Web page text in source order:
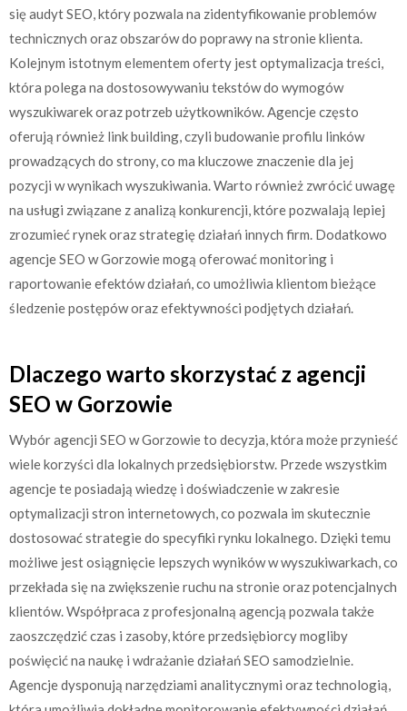
się audyt SEO, który pozwala na zidentyfikowanie problemów
technicznych oraz obszarów do poprawy na stronie klienta.
Kolejnym istotnym elementem oferty jest optymalizacja treści,
która polega na dostosowywaniu tekstów do wymogów
wyszukiwarek oraz potrzeb użytkowników. Agencje często
oferują również link building, czyli budowanie profilu linków
prowadzących do strony, co ma kluczowe znaczenie dla jej
pozycji w wynikach wyszukiwania. Warto również zwrócić uwagę
na usługi związane z analizą konkurencji, które pozwalają lepiej
zrozumieć rynek oraz strategię działań innych firm. Dodatkowo
agencje SEO w Gorzowie mogą oferować monitoring i
raportowanie efektów działań, co umożliwia klientom bieżące
śledzenie postępów oraz efektywności podjętych działań.
Dlaczego warto skorzystać z agencji
SEO w Gorzowie
Wybór agencji SEO w Gorzowie to decyzja, która może przynieść
wiele korzyści dla lokalnych przedsiębiorstw. Przede wszystkim
agencje te posiadają wiedzę i doświadczenie w zakresie
optymalizacji stron internetowych, co pozwala im skutecznie
dostosować strategie do specyfiki rynku lokalnego. Dzięki temu
możliwe jest osiągnięcie lepszych wyników w wyszukiwarkach, co
przekłada się na zwiększenie ruchu na stronie oraz potencjalnych
klientów. Współpraca z profesjonalną agencją pozwala także
zaoszczędzić czas i zasoby, które przedsiębiorcy mogliby
poświęcić na naukę i wdrażanie działań SEO samodzielnie.
Agencje dysponują narzędziami analitycznymi oraz technologią,